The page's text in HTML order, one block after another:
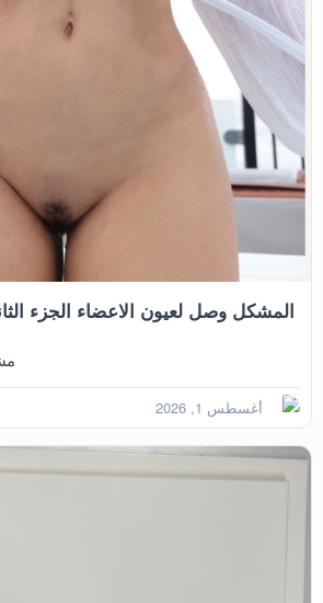
المشكل وصل لعيون الاعضاء الجزء
أغسطس 1, 2026